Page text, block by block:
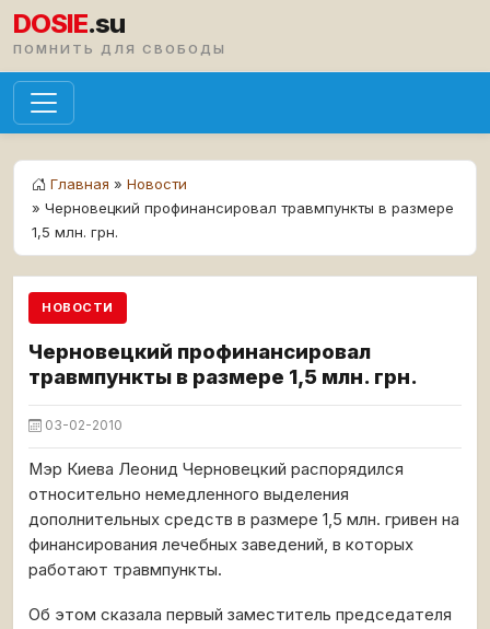
DOSIE.su
ПОМНИТЬ ДЛЯ СВОБОДЫ
Главная » Новости
» Черновецкий профинансировал травмпункты в размере
1,5 млн. грн.
НОВОСТИ
Черновецкий профинансировал
травмпункты в размере 1,5 млн. грн.
03-02-2010
Мэр Киева Леонид Черновецкий распорядился
относительно немедленного выделения
дополнительных средств в размере 1,5 млн. гривен на
финансирования лечебных заведений, в которых
работают травмпункты.
Об этом сказала первый заместитель председателя